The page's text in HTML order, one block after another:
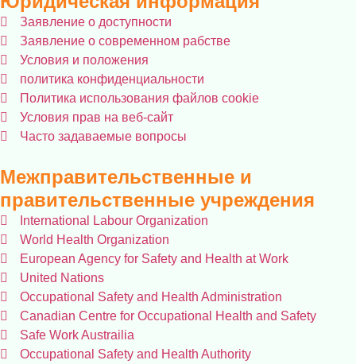
Заявление о доступности
Заявление о современном рабстве
Условия и положения
политика конфиденциальности
Политика использования файлов cookie
Условия прав на веб-сайт
Часто задаваемые вопросы
Межправительственные и
правительственные учреждения
International Labour Organization
World Health Organization
European Agency for Safety and Health at Work
United Nations
Occupational Safety and Health Administration
Canadian Centre for Occupational Health and Safety
Safe Work Austrailia
Occupational Safety and Health Authority